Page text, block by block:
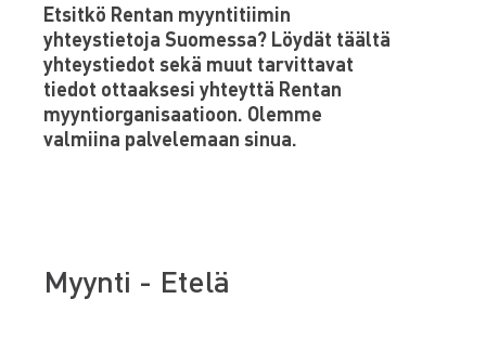
Etsitkö Rentan myyntitiimin
yhteystietoja Suomessa? Löydät täältä
yhteystiedot sekä muut tarvittavat
tiedot ottaaksesi yhteyttä Rentan
myyntiorganisaatioon. Olemme
valmiina palvelemaan sinua.
Myynti - Etelä